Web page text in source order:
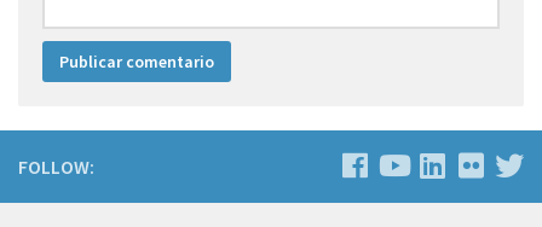
FOLLOW: